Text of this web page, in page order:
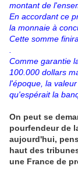
montant de
En accordant ce
la monnaie à
Cette somme
Comme garantie
100.000 dollars
l'époque, la
qu'espérait la
On peut se
pourfendeur de
aujourd'hui,
haut des
une France de